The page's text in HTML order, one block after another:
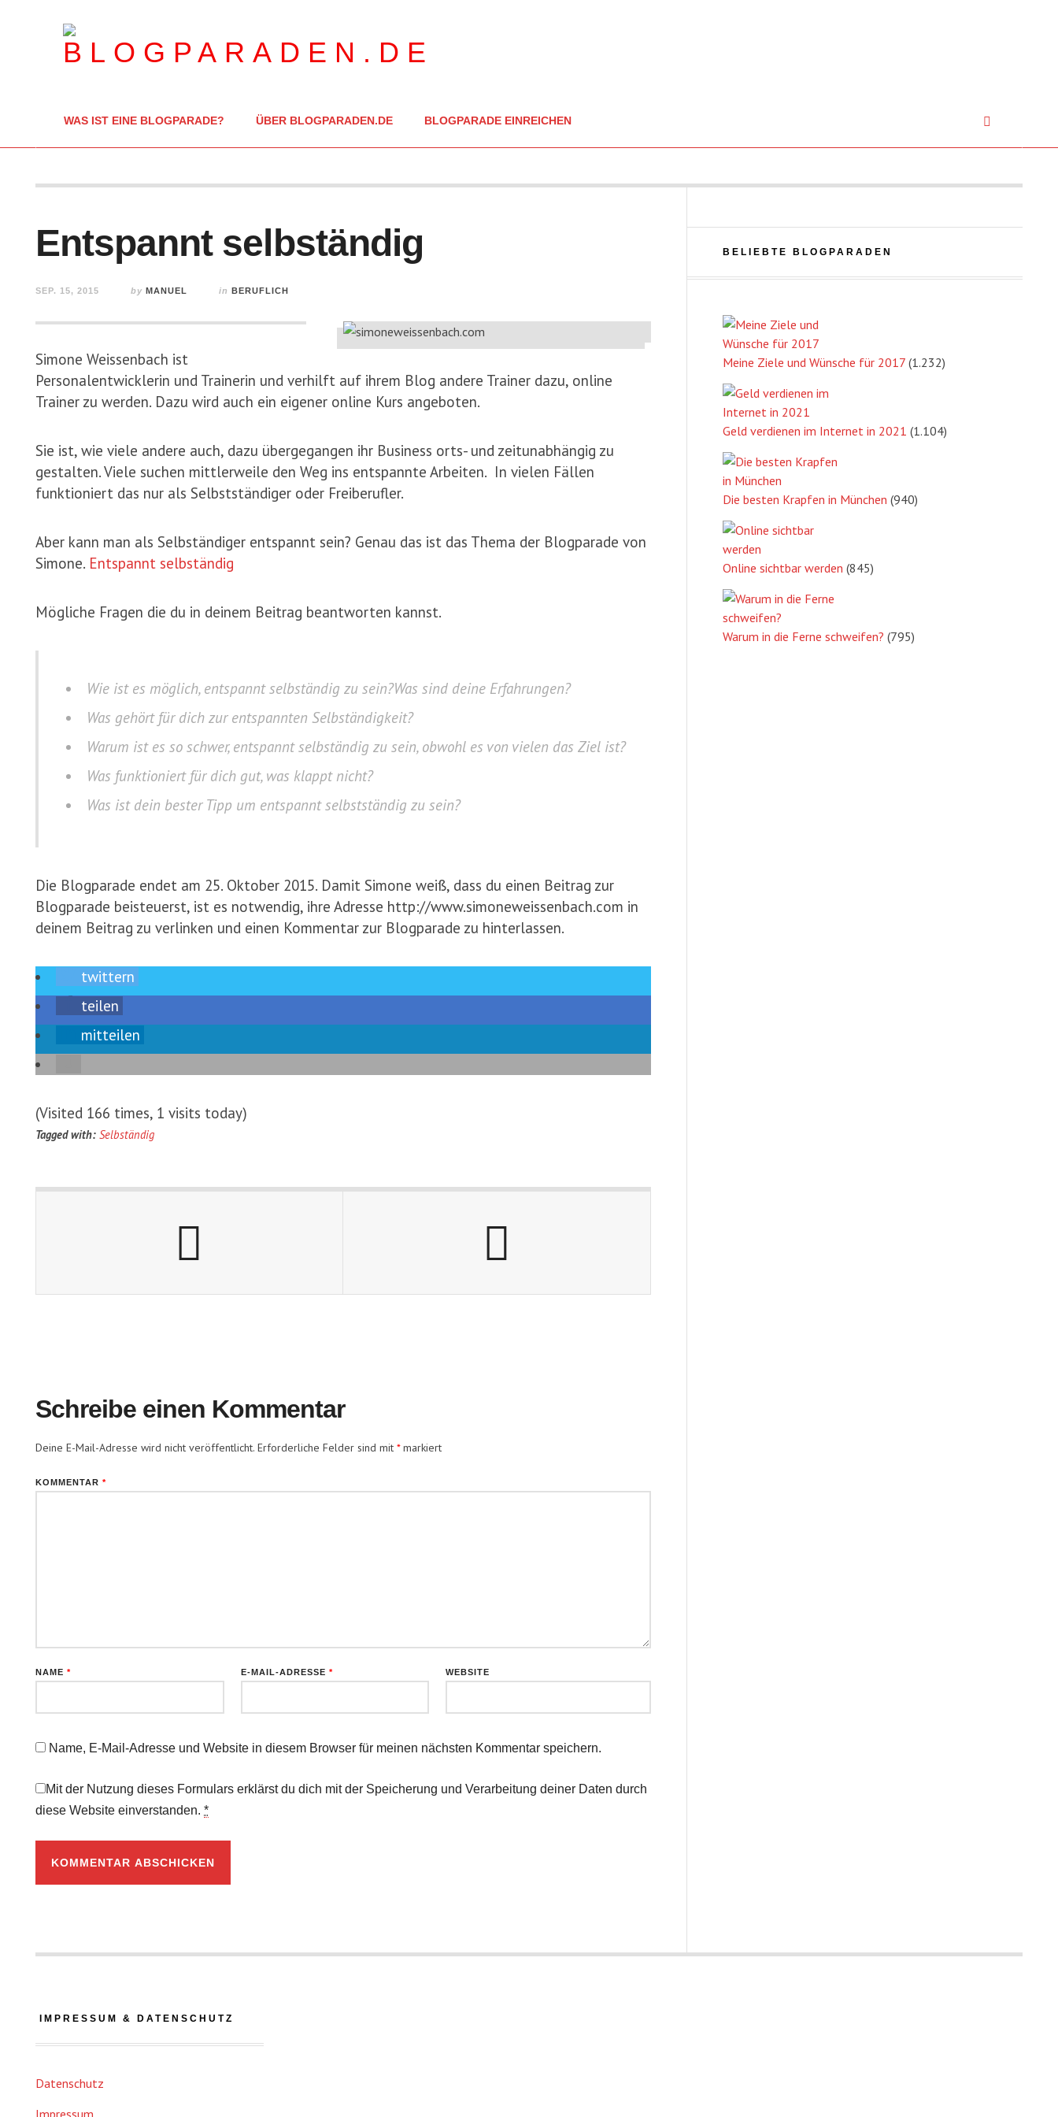
WAS IST EINE BLOGPARADE? ÜBER BLOGPARADEN.DE BLOGPARADE EINREICHEN
Entspannt selbständig
SEP. 15, 2015 by MANUEL in BERUFLICH
Simone Weissenbach ist
Personalentwicklerin und Trainerin und verhilft auf ihrem Blog andere Trainer dazu, online
Trainer zu werden. Dazu wird auch ein eigener online Kurs angeboten.
Sie ist, wie viele andere auch, dazu übergegangen ihr Business orts- und zeitunabhängig zu
gestalten. Viele suchen mittlerweile den Weg ins entspannte Arbeiten. In vielen Fällen
funktioniert das nur als Selbstständiger oder Freiberufler.
Aber kann man als Selbständiger entspannt sein? Genau das ist das Thema der Blogparade von
Simone. Entspannt selbständig
Mögliche Fragen die du in deinem Beitrag beantworten kannst.
Wie ist es möglich, entspannt selbständig zu sein?Was sind deine Erfahrungen?
Was gehört für dich zur entspannten Selbständigkeit?
Warum ist es so schwer, entspannt selbständig zu sein, obwohl es von vielen das Ziel ist?
Was funktioniert für dich gut, was klappt nicht?
Was ist dein bester Tipp um entspannt selbstständig zu sein?
Die Blogparade endet am 25. Oktober 2015. Damit Simone weiß, dass du einen Beitrag zur
Blogparade beisteuerst, ist es notwendig, ihre Adresse http://www.simoneweissenbach.com in
deinem Beitrag zu verlinken und einen Kommentar zur Blogparade zu hinterlassen.
twittern
teilen
mitteilen
(Visited 166 times, 1 visits today)
Tagged with: Selbständig
Schreibe einen Kommentar
Deine E-Mail-Adresse wird nicht veröffentlicht. Erforderliche Felder sind mit *markiert
KOMMENTAR *
NAME * E-MAIL-ADRESSE * WEBSITE
Name, E-Mail-Adresse und Website in diesem Browser für meinen nächsten Kommentar speichern.
Mit der Nutzung dieses Formulars erklärst du dich mit der Speicherung und Verarbeitung deiner Daten durch
diese Website einverstanden. *
BELIEBTE BLOGPARADEN
Meine Ziele und Wünsche für 2017 (1.232)
Geld verdienen im Internet in 2021 (1.104)
Die besten Krapfen in München (940)
Online sichtbar werden (845)
Warum in die Ferne schweifen? (795)
IMPRESSUM & DATENSCHUTZ
Datenschutz
Impressum